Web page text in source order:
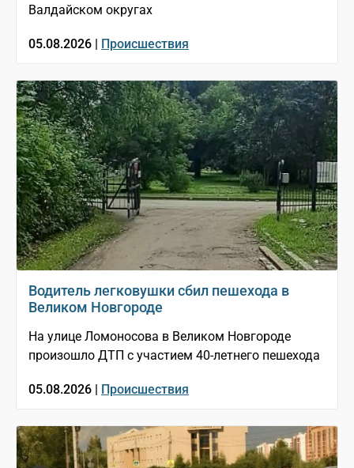
Валдайском округах
05.08.2026 | Происшествия
Водитель легковушки сбил пешехода в
Великом Новгороде
На улице Ломоносова в Великом Новгороде
произошло ДТП с участием 40-летнего пешехода
05.08.2026 | Происшествия